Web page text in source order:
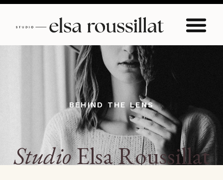
BEHIND THE LENS
StudioElsa Roussillat